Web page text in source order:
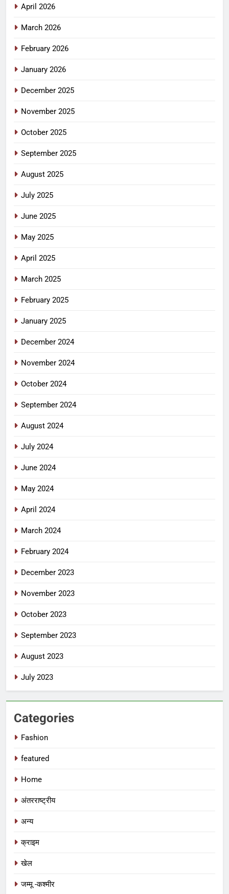
April 2026
March 2026
February 2026
January 2026
December 2025
November 2025
October 2025
September 2025
August 2025
July 2025
June 2025
May 2025
April 2025
March 2025
February 2025
January 2025
December 2024
November 2024
October 2024
September 2024
August 2024
July 2024
June 2024
May 2024
April 2024
March 2024
February 2024
December 2023
November 2023
October 2023
September 2023
August 2023
July 2023
Categories
Fashion
featured
Home
अंतरराष्ट्रीय
अन्य
क्राइम
खेल
जम्मू -कश्मीर